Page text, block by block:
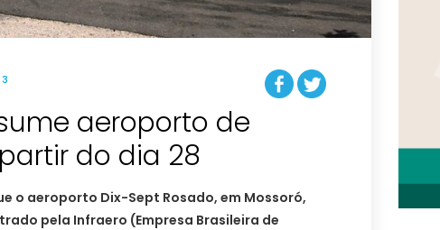
aeroporto de
do dia 28
o aeroporto Dix-Sept Rosado, em Mossoró,
pela Infraero (Empresa Brasileira de